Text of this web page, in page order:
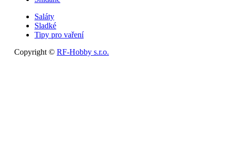
Saláty
Sladké
Tipy pro vaření
Copyright © RF-Hobby s.r.o.